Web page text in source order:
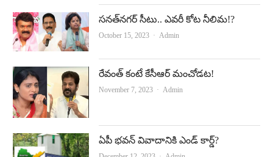
సనత్‌నగర్‌ సీటు.. ఎవరీ కోట నీలిమ!?
October 15, 2023 Author
Admin
రేవంత్‌ కంటే కేసీఆర్‌ మంచోడట!
November 7, 2023 Author
Admin
ఏపీ భవన్‌ వివాదానికి ఎండ్‌ కార్డ్‌?